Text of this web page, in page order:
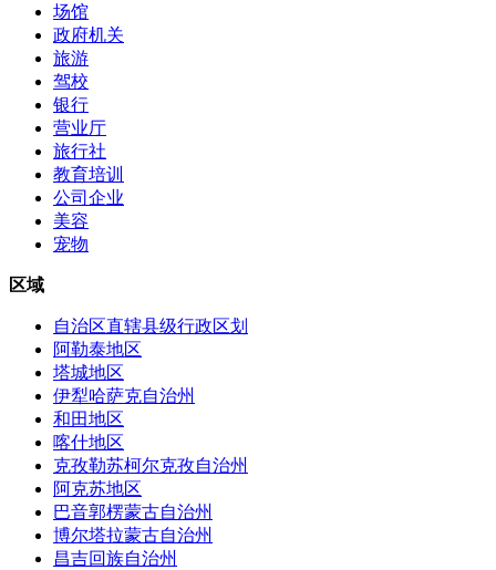
场馆
政府机关
旅游
驾校
银行
营业厅
旅行社
教育培训
公司企业
美容
宠物
区域
自治区直辖县级行政区划
阿勒泰地区
塔城地区
伊犁哈萨克自治州
和田地区
喀什地区
克孜勒苏柯尔克孜自治州
阿克苏地区
巴音郭楞蒙古自治州
博尔塔拉蒙古自治州
昌吉回族自治州